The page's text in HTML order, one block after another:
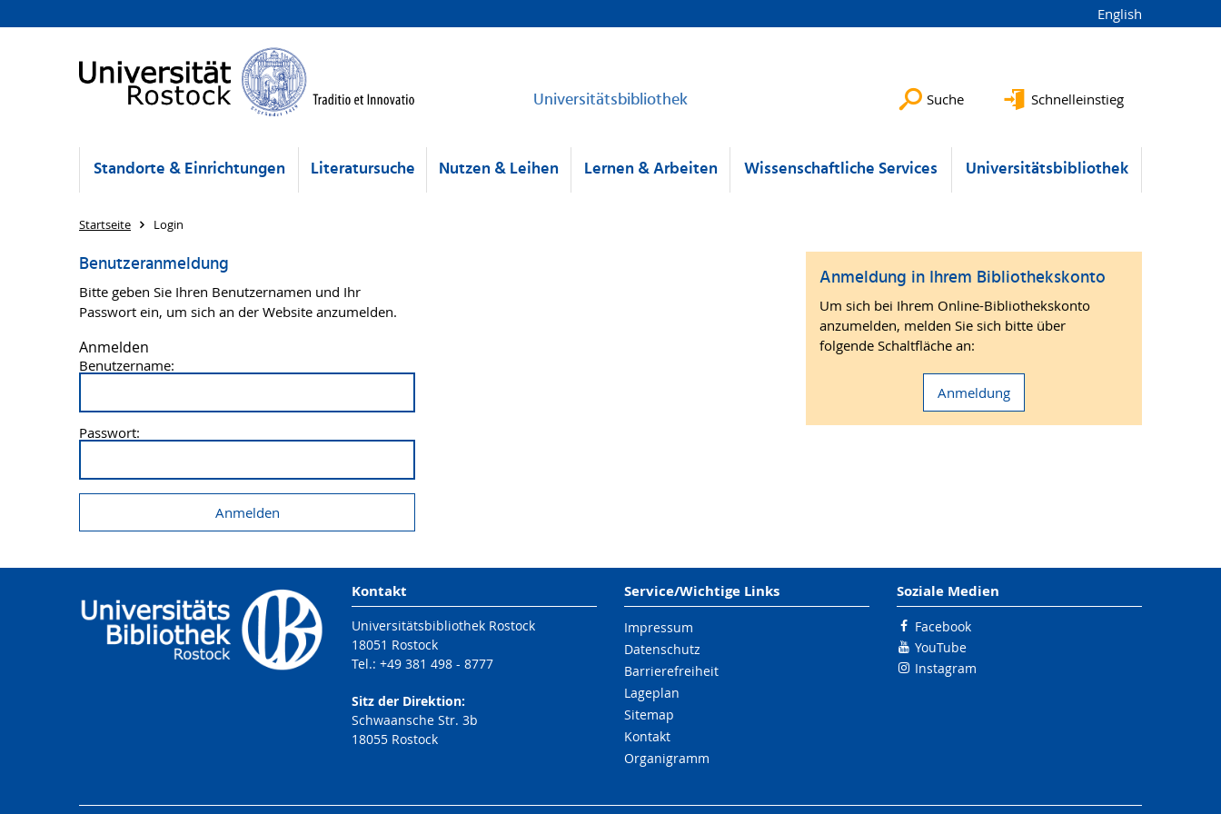
English
Universitätsbibliothek Suche Schnelleinstieg
Standorte & Einrichtungen Literatursuche Nutzen & Leihen Lernen & Arbeiten Wissenschaftliche Services Universitätsbibliothek
Startseite Login
Benutzeranmeldung
Bitte geben Sie Ihren Benutzernamen und Ihr
Passwort ein, um sich an der Website anzumelden.
Anmelden
Benutzername:
Passwort:
Anmeldung in Ihrem Bibliothekskonto
Um sich bei Ihrem Online-Bibliothekskonto
anzumelden, melden Sie sich bitte über
folgende Schaltfläche an:
Anmeldung
Kontakt
Universitätsbibliothek Rostock
18051 Rostock
Tel.: +49 381 498 - 8777
Sitz der Direktion:
Schwaansche Str. 3b
18055 Rostock
Service/Wichtige Links
Impressum
Datenschutz
Barrierefreiheit
Lageplan
Sitemap
Kontakt
Organigramm
Soziale Medien
Facebook
YouTube
Instagram